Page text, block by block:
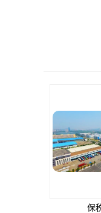
退